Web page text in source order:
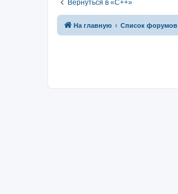
Вернуться в «C++»
На главную Список форумов